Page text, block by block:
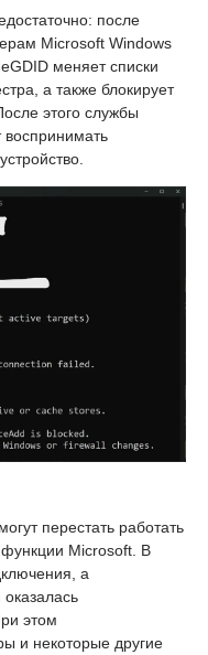
после
Microsoft Windows
меняет списки
а также блокирует
этого службы
перестать работать
Microsoft. В
а
этом
и некоторые другие